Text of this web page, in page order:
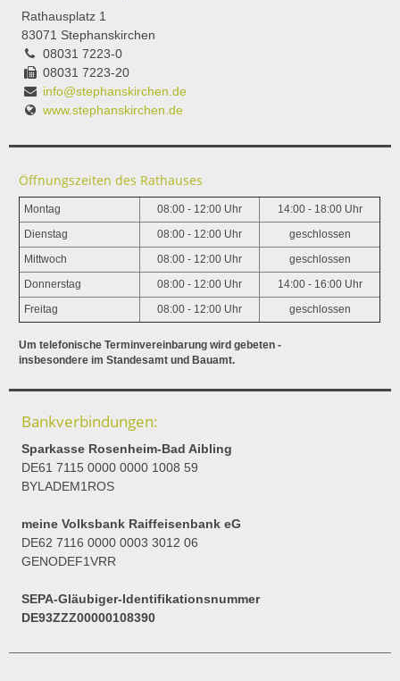
Rathausplatz 1
83071 Stephanskirchen
08031 7223-0
08031 7223-20
info@stephanskirchen.de
www.stephanskirchen.de
Öffnungszeiten des Rathauses
Montag 08:00 - 12:00 Uhr 14:00 - 18:00 Uhr
Dienstag 08:00 - 12:00 Uhr geschlossen
Mittwoch 08:00 - 12:00 Uhr geschlossen
Donnerstag 08:00 - 12:00 Uhr 14:00 - 16:00 Uhr
Freitag 08:00 - 12:00 Uhr geschlossen
Um telefonische Terminvereinbarung wird gebeten -
insbesondere im Standesamt und Bauamt.
Bankverbindungen:
Sparkasse Rosenheim-Bad Aibling
DE61 7115 0000 0000 1008 59
BYLADEM1ROS
meine Volksbank Raiffeisenbank eG
DE62 7116 0000 0003 3012 06
GENODEF1VRR
SEPA-Gläubiger-Identifikationsnummer
DE93ZZZ00000108390